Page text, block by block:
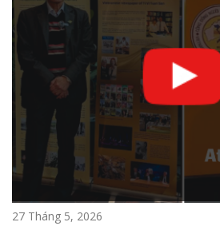
27 Tháng 5, 2026